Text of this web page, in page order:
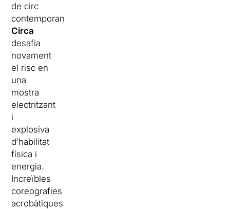
de circ
contemporani
Circa
desafia
novament
el risc en
una
mostra
electritzant
i
explosiva
d’habilitat
física i
energia.
Increïbles
coreografies
acrobàtiques